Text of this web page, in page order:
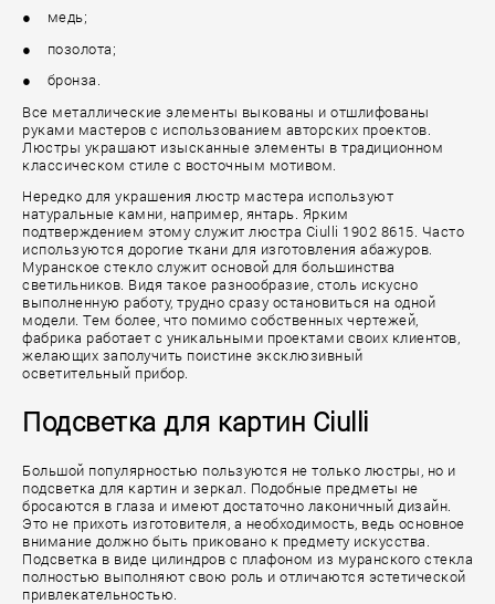
● медь;
● позолота;
● бронза.
Все металлические элементы выкованы и отшлифованы
руками мастеров с использованием авторских проектов.
Люстры украшают изысканные элементы в традиционном
классическом стиле с восточным мотивом.
Нередко для украшения люстр мастера используют
натуральные камни, например, янтарь. Ярким
подтверждением этому служит люстра Ciulli 1902 8615. Часто
используются дорогие ткани для изготовления абажуров.
Муранское стекло служит основой для большинства
светильников. Видя такое разнообразие, столь искусно
выполненную работу, трудно сразу остановиться на одной
модели. Тем более, что помимо собственных чертежей,
фабрика работает с уникальными проектами своих клиентов,
желающих заполучить поистине эксклюзивный
осветительный прибор.
Подсветка для картин Ciulli
Большой популярностью пользуются не только люстры, но и
подсветка для картин и зеркал. Подобные предметы не
бросаются в глаза и имеют достаточно лаконичный дизайн.
Это не прихоть изготовителя, а необходимость, ведь основное
внимание должно быть приковано к предмету искусства.
Подсветка в виде цилиндров с плафоном из муранского стекла
полностью выполняют свою роль и отличаются эстетической
привлекательностью.